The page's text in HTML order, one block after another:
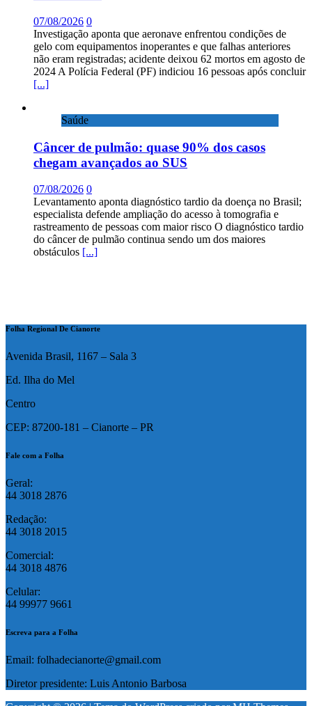
07/08/2026 0
Investigação aponta que aeronave enfrentou condições de
gelo com equipamentos inoperantes e que falhas anteriores
não eram registradas; acidente deixou 62 mortos em agosto de
2024 A Polícia Federal (PF) indiciou 16 pessoas após concluir
[...]
Saúde
Câncer de pulmão: quase 90% dos casos
chegam avançados ao SUS
07/08/2026 0
Levantamento aponta diagnóstico tardio da doença no Brasil;
especialista defende ampliação do acesso à tomografia e
rastreamento de pessoas com maior risco O diagnóstico tardio
do câncer de pulmão continua sendo um dos maiores
obstáculos [...]
Folha Regional De Cianorte
Avenida Brasil, 1167 – Sala 3
Ed. Ilha do Mel
Centro
CEP: 87200-181 – Cianorte – PR
Fale com a Folha
Geral:
44 3018 2876
Redação:
44 3018 2015
Comercial:
44 3018 4876
Celular:
44 99977 9661
Escreva para a Folha
Email: folhadecianorte@gmail.com
Diretor presidente: Luis Antonio Barbosa